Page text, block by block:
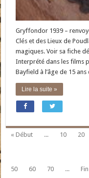
Gryffondor 1939 –
Clés et des Lieux de
magiques. Voir sa fiche
Interprété dans les films
Bayfield à l’âge de 15
Lire la suite »
« Début ... 10 20
50
60 70 ...